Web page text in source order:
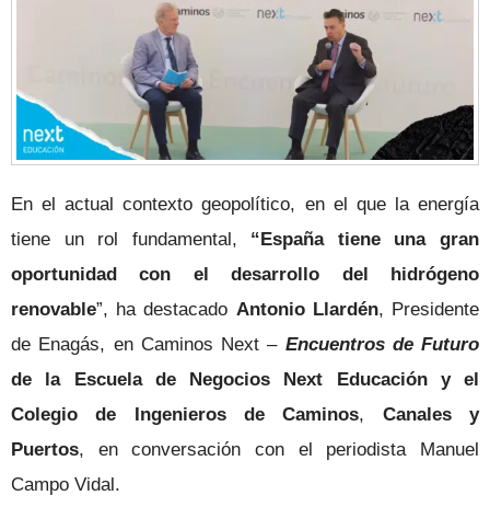
En el actual contexto geopolítico, en el que la energía
tiene un rol fundamental, “España tiene una gran
oportunidad con el desarrollo del hidrógeno
renovable”, ha destacado Antonio Llardén, Presidente
de Enagás, en Caminos Next – Encuentros de Futuro
de la Escuela de Negocios Next Educación y el
Colegio de Ingenieros de Caminos, Canales y
Puertos, en conversación con el periodista Manuel
Campo Vidal.